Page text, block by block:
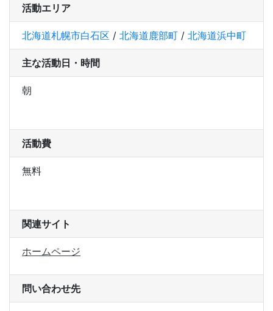
活動エリア
北海道札幌市白石区 / 北海道鹿部町 / 北海道浜中町
主な活動日・時間
朝
活動費
無料
関連サイト
ホームページ
問い合わせ先